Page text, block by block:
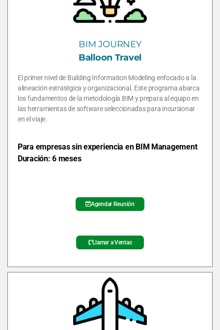
BIM JOURNEY
Balloon Travel
El primer nivel de Building Information Modeling enfocado a la
alineación estratégica y organizacional. Este programa abarca
los fundamentos de la metodología BIM y prepara al equipo en
las herramientas de software seleccionadas para incursionar
en el viaje.
Para empresas sin experiencia en BIM Management
Duración: 6 meses
Agendar Reunión
Llamar a Ventas